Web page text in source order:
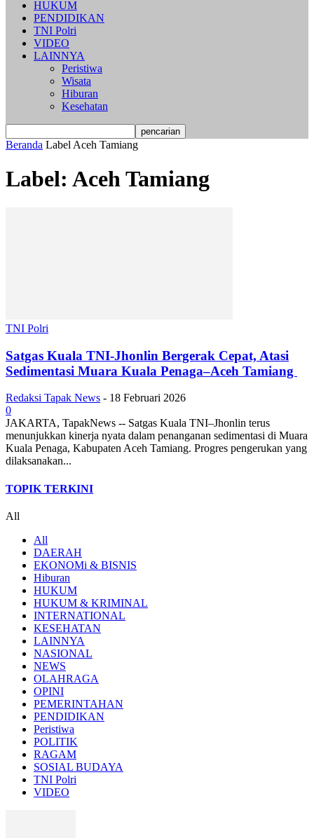
HUKUM
PENDIDIKAN
TNI Polri
VIDEO
LAINNYA
Peristiwa
Wisata
Hiburan
Kesehatan
Beranda Label Aceh Tamiang
Label: Aceh Tamiang
TNI Polri
Satgas Kuala TNI-Jhonlin Bergerak Cepat, Atasi
Sedimentasi Muara Kuala Penaga–Aceh Tamiang
Redaksi Tapak News - 18 Februari 2026
0
JAKARTA, TapakNews -- Satgas Kuala TNI–Jhonlin terus
menunjukkan kinerja nyata dalam penanganan sedimentasi di Muara
Kuala Penaga, Kabupaten Aceh Tamiang. Progres pengerukan yang
dilaksanakan...
TOPIK TERKINI
All
All
DAERAH
EKONOMi & BISNIS
Hiburan
HUKUM
HUKUM & KRIMINAL
INTERNATIONAL
KESEHATAN
LAINNYA
NASIONAL
NEWS
OLAHRAGA
OPINI
PEMERINTAHAN
PENDIDIKAN
Peristiwa
POLITIK
RAGAM
SOSIAL BUDAYA
TNI Polri
VIDEO